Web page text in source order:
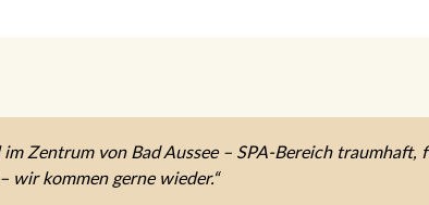
Zentrum von Bad Aussee – SPA-Bereich traumhaft,
wir kommen gerne wieder.“